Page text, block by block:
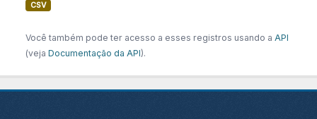
CSV
Você também pode ter acesso a esses registros usando a API
(veja Documentação da API).